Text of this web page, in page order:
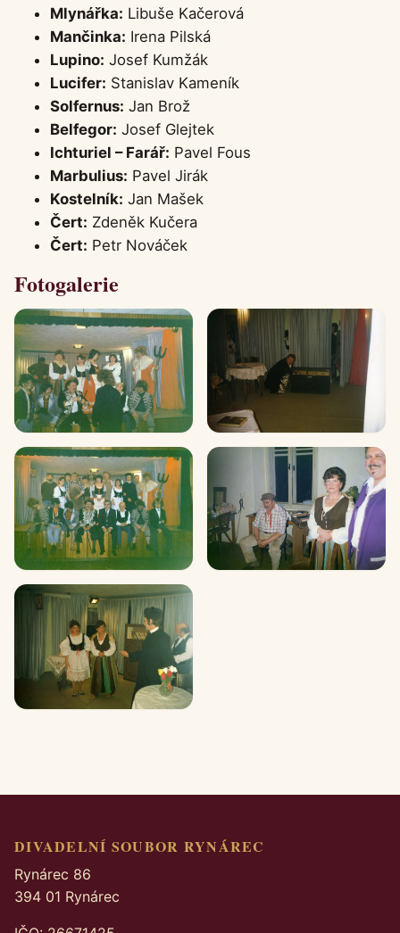
Mlynářka: Libuše Kačerová
Mančinka: Irena Pilská
Lupino: Josef Kumžák
Lucifer: Stanislav Kameník
Solfernus: Jan Brož
Belfegor: Josef Glejtek
Ichturiel – Farář: Pavel Fous
Marbulius: Pavel Jirák
Kostelník: Jan Mašek
Čert: Zdeněk Kučera
Čert: Petr Nováček
Fotogalerie
DIVADELNÍ SOUBOR RYNÁREC
Rynárec 86
394 01 Rynárec